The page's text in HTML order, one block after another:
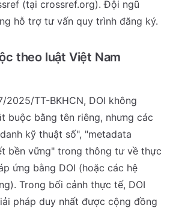
(tại crossref.org). Đội ngũ
hỗ trợ tư vấn quy trình đăng ký.
theo luật Việt Nam
2025/TT-BKHCN, DOI không
buộc bằng tên riêng, nhưng các
kỹ thuật số", "metadata
bền vững" trong thông tư về thực
ứng bằng DOI (hoặc các hệ
Trong bối cảnh thực tế, DOI
pháp duy nhất được cộng đồng